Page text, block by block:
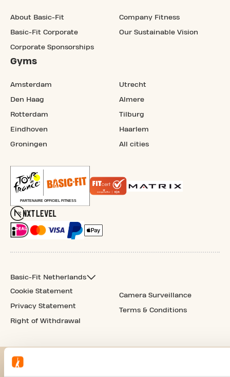
About Basic-Fit
Basic-Fit Corporate
Corporate Sponsorships
Company Fitness
Our Sustainable Vision
Gyms
Amsterdam
Den Haag
Rotterdam
Eindhoven
Groningen
Utrecht
Almere
Tilburg
Haarlem
All cities
Basic-Fit Netherlands
Cookie Statement
Privacy Statement
Right of Withdrawal
Camera Surveillance
Terms & Conditions